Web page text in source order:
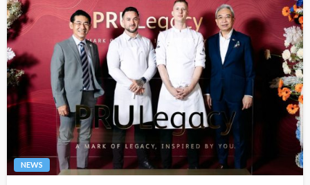
NEWS